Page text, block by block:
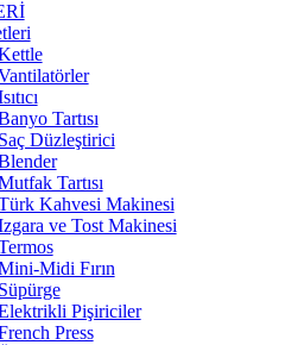
Tartısı
Saç Düzleştirici
Tartısı
Kahvesi Makinesi
ve Tost Makinesi
Midi Fırın
Süpürge
Pişiriciler
Press